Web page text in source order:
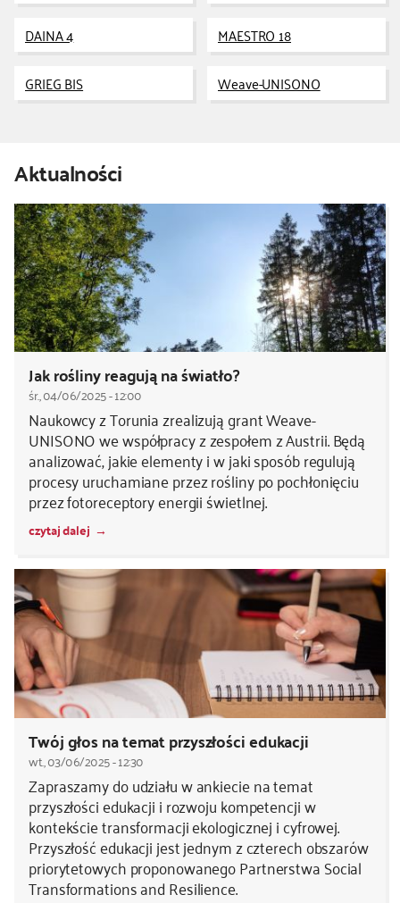
kontakt
DAINA 4
MAESTRO 18
GRIEG BIS
Weave-UNISONO
Aktualności
Jak rośliny reagują na światło?
śr., 04/06/2025 - 12:00
Naukowcy z Torunia zrealizują grant Weave-
UNISONO we współpracy z zespołem z Austrii. Będą
analizować, jakie elementy i w jaki sposób regulują
procesy uruchamiane przez rośliny po pochłonięciu
przez fotoreceptory energii świetlnej.
czytaj dalej
Twój głos na temat przyszłości edukacji
wt., 03/06/2025 - 12:30
Zapraszamy do udziału w ankiecie na temat
przyszłości edukacji i rozwoju kompetencji w
kontekście transformacji ekologicznej i cyfrowej.
Przyszłość edukacji jest jednym z czterech obszarów
priorytetowych proponowanego Partnerstwa Social
Transformations and Resilience.